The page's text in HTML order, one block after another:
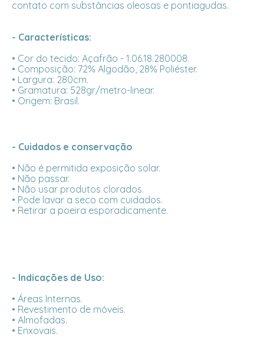
contato com substâncias oleosas e pontiagudas.
- Características:
• Cor do tecido: Açafrão - 1.06.18.280008.
• Composição: 72% Algodão, 28% Poliéster.
• Largura: 280cm.
• Gramatura: 528gr/metro-linear.
• Origem: Brasil.
- Cuidados e conservação
• Não é permitida exposição solar.
• Não passar.
• Não usar produtos clorados.
• Pode lavar a seco com cuidados.
• Retirar a poeira esporadicamente.
- Indicações de Uso:
• Áreas Internas.
• Revestimento de móveis.
• Almofadas.
• Enxovais.